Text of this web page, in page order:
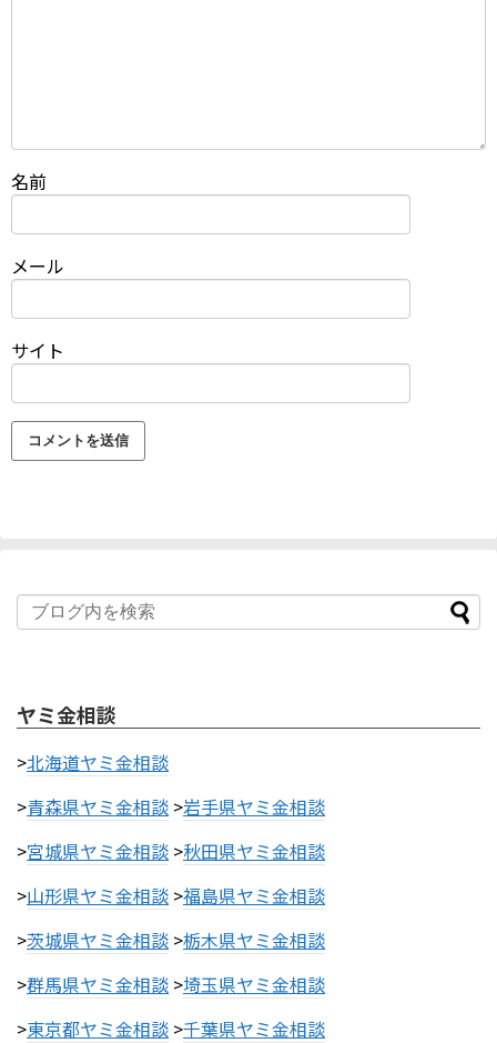
名前
メール
サイト
ヤミ金相談
>北海道ヤミ金相談
>青森県ヤミ金相談 >岩手県ヤミ金相談
>宮城県ヤミ金相談 >秋田県ヤミ金相談
>山形県ヤミ金相談 >福島県ヤミ金相談
>茨城県ヤミ金相談 >栃木県ヤミ金相談
>群馬県ヤミ金相談 >埼玉県ヤミ金相談
>東京都ヤミ金相談 >千葉県ヤミ金相談